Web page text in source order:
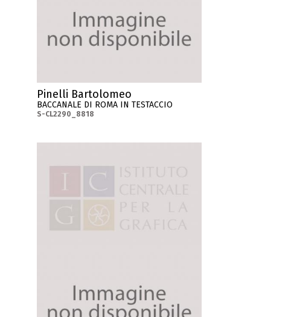
Pinelli Bartolomeo
BACCANALE DI ROMA IN TESTACCIO
S-CL2290_8818